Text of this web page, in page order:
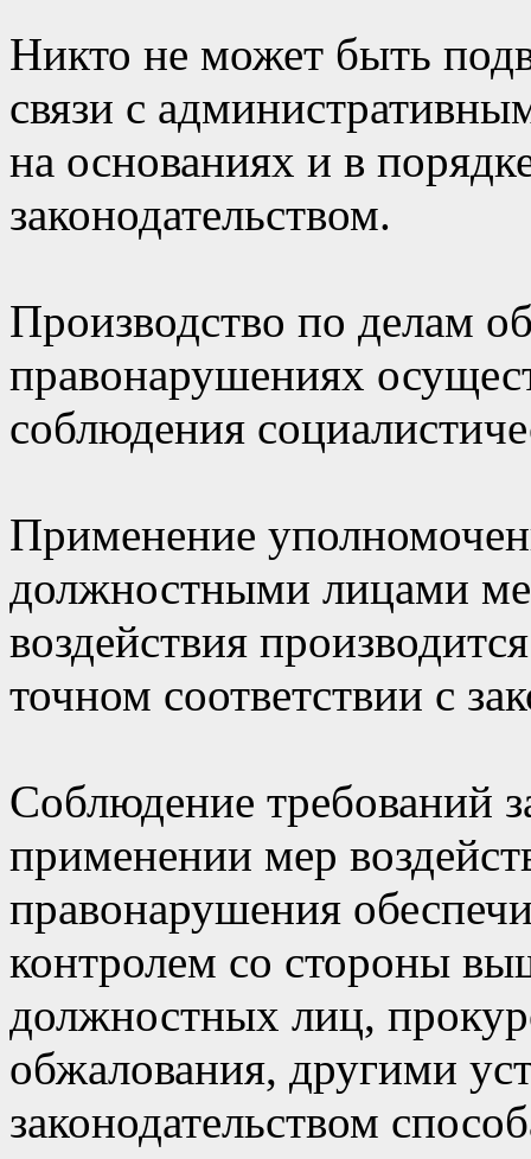
Никто не может быть
связи с
на основаниях и в
законодательством.
Производство по делам
правонарушениях
соблюдения
Применение
должностными лицами
воздействия
точном соответствии с
Соблюдение требований
применении мер
правонарушения
контролем со стороны
должностных лиц,
обжалования, другими
законодательством